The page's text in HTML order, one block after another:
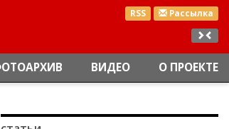
RSS Рассылка
ВИДЕО О ПРОЕКТЕ